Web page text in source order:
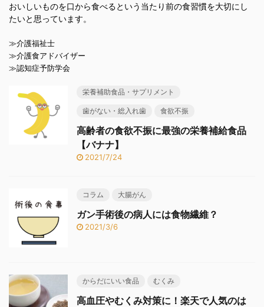
おいしいものを口から食べるという当たり前の食習慣を大切にし
たいと思っています。
≫介護福祉士
≫介護食アドバイザー
≫認知症予防学会
栄養補助食品・サプリメント
歯がない・総入れ歯 食欲不振
高齢者の食欲不振に最強の栄養補給食品
【バナナ】
2021/7/24
コラム 大腸がん
ガン手術後の病人には食物繊維？
2021/3/6
からだにいい食品 むくみ
高血圧やむくみ対策に！楽天で人気のは